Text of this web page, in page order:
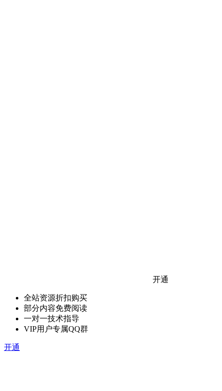
开通
全站资源折扣购买
部分内容免费阅读
一对一技术指导
VIP用户专属QQ群
开通